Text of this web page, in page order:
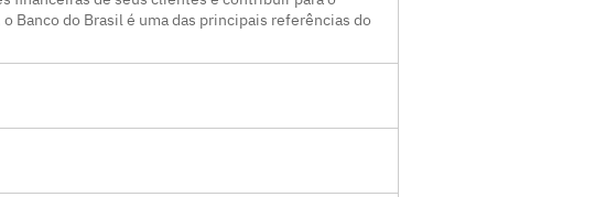
Banco do Brasil é uma das principais referências do